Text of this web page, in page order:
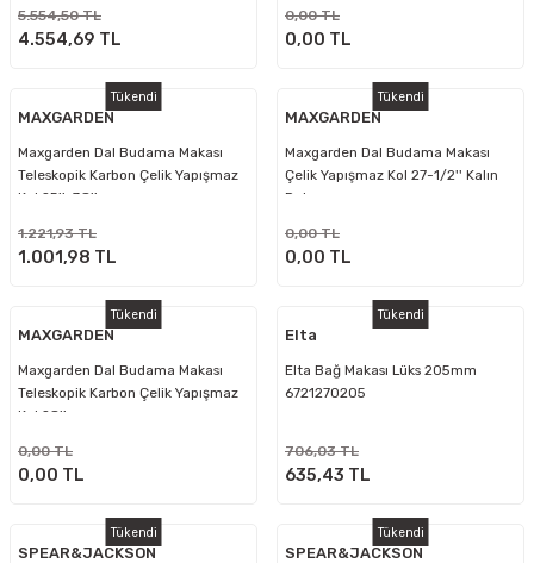
5.554,50 TL
4.554,69 TL
0,00 TL
0,00 TL
Tükendi
MAXGARDEN
Maxgarden Dal Budama Makası
Teleskopik Karbon Çelik Yapışmaz
Kol 25''-38''
1.221,93 TL
1.001,98 TL
Tükendi
MAXGARDEN
Maxgarden Dal Budama Makası
Çelik Yapışmaz Kol 27-1/2'' Kalın
Dal
0,00 TL
0,00 TL
Tükendi
MAXGARDEN
Maxgarden Dal Budama Makası
Teleskopik Karbon Çelik Yapışmaz
Kol 28''
0,00 TL
0,00 TL
Tükendi
Elta
Elta Bağ Makası Lüks 205mm
6721270205
706,03 TL
635,43 TL
Tükendi
SPEAR&JACKSON
Tükendi
SPEAR&JACKSON